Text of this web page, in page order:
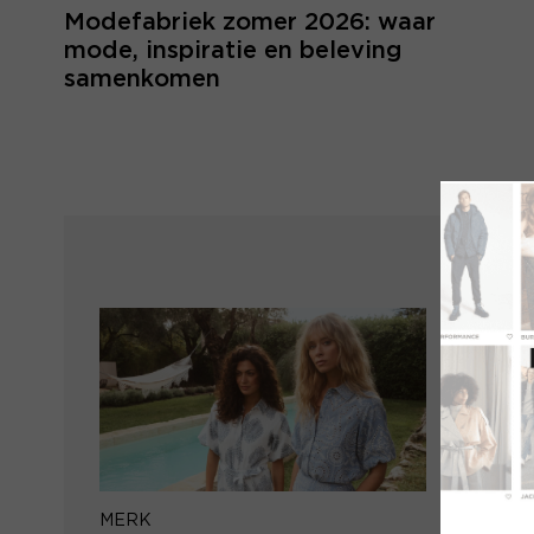
Modefabriek zomer 2026: waar
mode, inspiratie en beleving
samenkomen
MERK